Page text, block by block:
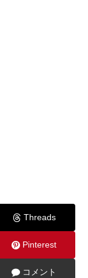
Threads
Pinterest
コメント